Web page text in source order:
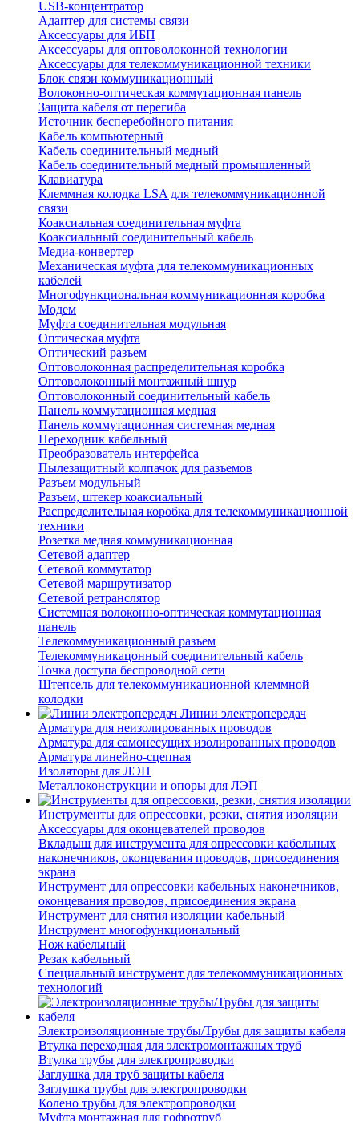
USB-концентратор
Адаптер для системы связи
Аксессуары для ИБП
Аксессуары для оптоволоконной технологии
Аксессуары для телекоммуникационной техники
Блок связи коммуникационный
Волоконно-оптическая коммутационная панель
Защита кабеля от перегиба
Источник бесперебойного питания
Кабель компьютерный
Кабель соединительный медный
Кабель соединительный медный промышленный
Клавиатура
Клеммная колодка LSA для телекоммуникационной
связи
Коаксиальная соединительная муфта
Коаксиальный соединительный кабель
Медиа-конвертер
Механическая муфта для телекоммуникационных
кабелей
Многофункциональная коммуникационная коробка
Модем
Муфта соединительная модульная
Оптическая муфта
Оптический разъем
Оптоволоконная распределительная коробка
Оптоволоконный монтажный шнур
Оптоволоконный соединительный кабель
Панель коммутационная медная
Панель коммутационная системная медная
Переходник кабельный
Преобразователь интерфейса
Пылезащитный колпачок для разъемов
Разъем модульный
Разъем, штекер коаксиальный
Распределительная коробка для телекоммуникационной
техники
Розетка медная коммуникационная
Сетевой адаптер
Сетевой коммутатор
Сетевой маршрутизатор
Сетевой ретранслятор
Системная волоконно-оптическая коммутационная
панель
Телекоммуникационный разъем
Телекоммуникацонный соединительный кабель
Точка доступа беспроводной сети
Штепсель для телекоммуникационной клеммной
колодки
Линии электропередач
Арматура для неизолированных проводов
Арматура для самонесущих изолированных проводов
Арматура линейно-сцепная
Изоляторы для ЛЭП
Металлоконструкции и опоры для ЛЭП
Инструменты для опрессовки, резки, снятия изоляции
Аксессуары для оконцевателей проводов
Вкладыш для инструмента для опрессовки кабельных
наконечников, оконцевания проводов, присоединения
экрана
Инструмент для опрессовки кабельных наконечников,
оконцевания проводов, присоединения экрана
Инструмент для снятия изоляции кабельный
Инструмент многофункциональный
Нож кабельный
Резак кабельный
Специальный инструмент для телекоммуникационных
технологий
Электроизоляционные трубы/Трубы для защиты кабеля
Втулка переходная для электромонтажных труб
Втулка трубы для электропроводки
Заглушка для труб защиты кабеля
Заглушка трубы для электропроводки
Колено трубы для электропроводки
Муфта монтажная для гофротруб